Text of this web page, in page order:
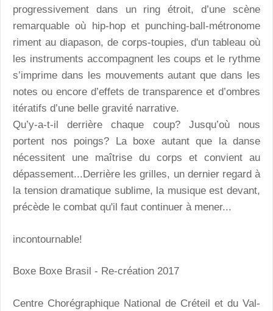
progressivement dans un ring étroit, d’une scène
remarquable où hip-hop et punching-ball-métronome
riment au diapason, de corps-toupies, d'un tableau où
les instruments accompagnent les coups et le rythme
s’imprime dans les mouvements autant que dans les
notes ou encore d’effets de transparence et d’ombres
itératifs d’une belle gravité narrative.
Qu’y-a-t-il derrière chaque coup? Jusqu’où nous
portent nos poings? La boxe autant que la danse
nécessitent une maîtrise du corps et convient au
dépassement...Derrière les grilles, un dernier regard à
la tension dramatique sublime, la musique est devant,
précède le combat qu'il faut continuer à mener...
incontournable!
Boxe Boxe Brasil - Re-création 2017
Centre Chorégraphique National de Créteil et du Val-